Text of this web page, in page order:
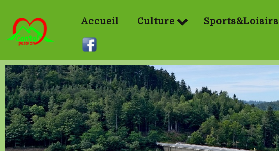
Accueil Culture Sports&Loisirs